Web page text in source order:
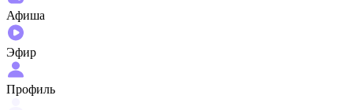
Афиша
Эфир
Профиль